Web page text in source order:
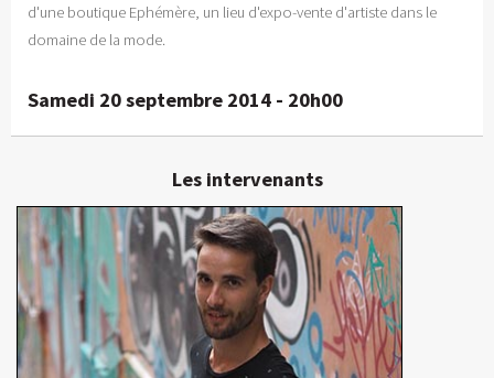
d'une boutique Ephémère, un lieu d'expo-vente d'artiste dans le
domaine de la mode.
Samedi 20 septembre 2014 - 20h00
Les intervenants
Corentin Luis
Réalisateur
En détails